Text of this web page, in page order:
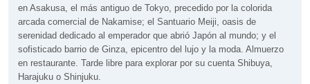
en Asakusa, el más antiguo de Tokyo, precedido por la colorida
arcada comercial de Nakamise; el Santuario Meiji, oasis de
serenidad dedicado al emperador que abrió Japón al mundo; y el
sofisticado barrio de Ginza, epicentro del lujo y la moda. Almuerzo
en restaurante. Tarde libre para explorar por su cuenta Shibuya,
Harajuku o Shinjuku.